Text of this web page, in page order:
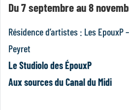
Du 7 septembre au 8
Résidence d’artistes : Les EpouxP
Peyret
Le Studiolo des ÉpouxP
Aux sources du Canal du Midi